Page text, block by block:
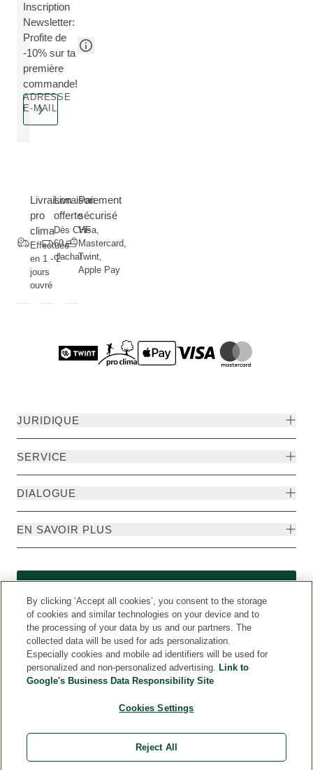
Inscription
Newsletter:
Profite de
-10% sur ta
première
commande!
ADRESSE
E-MAIL
Livraison
pro
clima
Effectuée
en 1 - 2
jours
ouvré
Livraison
offerte
Dès CHF
60.--
d'achat
Paiement
sécurisé
Visa,
Mastercard,
Twint,
Apple Pay
JURIDIQUE
SERVICE
DIALOGUE
EN SAVOIR PLUS
© Weleda 2026
By clicking ‘Accept all cookies’, you consent to the storage
of cookies and similar technologies on your device and to
the processing of your data by us and our partners. The
collected data will be used for ads personalization.
Especially cookies and mobile ad identifiers will be used for
personalized and non-personalized advertising. Link to
Google's Business Data Responsibility Site
Cookies Settings
Reject All